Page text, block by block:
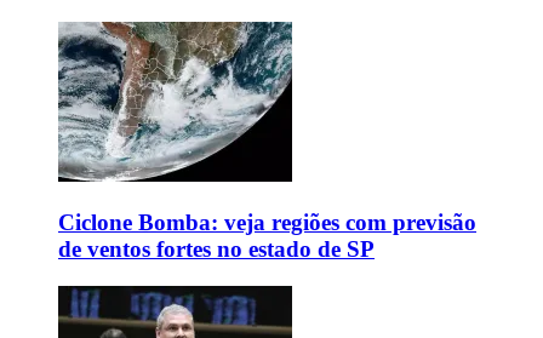
Ciclone Bomba: veja regiões com previsão
de ventos fortes no estado de SP